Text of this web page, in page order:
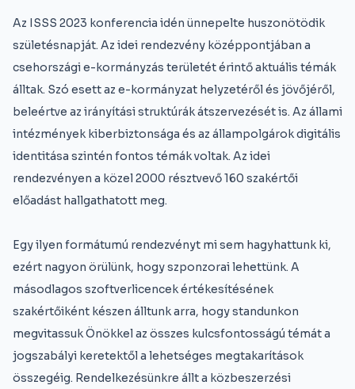
Az ISSS 2023 konferencia idén ünnepelte huszonötödik
születésnapját. Az idei rendezvény középpontjában a
csehországi e-kormányzás területét érintő aktuális témák
álltak. Szó esett az e-kormányzat helyzetéről és jövőjéről,
beleértve az irányítási struktúrák átszervezését is. Az állami
intézmények kiberbiztonsága és az állampolgárok digitális
identitása szintén fontos témák voltak. Az idei
rendezvényen a közel 2000 résztvevő 160 szakértői
előadást hallgathatott meg.
Egy ilyen formátumú rendezvényt mi sem hagyhattunk ki,
ezért nagyon örülünk, hogy szponzorai lehettünk. A
másodlagos szoftverlicencek értékesítésének
szakértőiként készen álltunk arra, hogy standunkon
megvitassuk Önökkel az összes kulcsfontosságú témát a
jogszabályi keretektől a lehetséges megtakarítások
összegéig. Rendelkezésünkre állt a közbeszerzési